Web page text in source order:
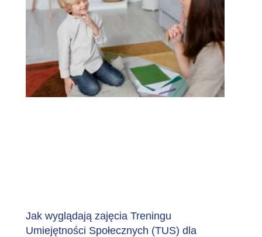
Jak wyglądają zajęcia Treningu
Umiejętności Społecznych (TUS) dla